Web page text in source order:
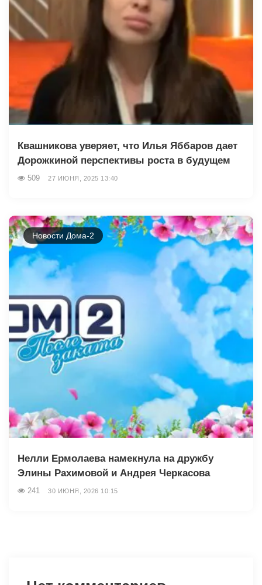
Квашникова уверяет, что Илья Яббаров дает
Дорожкиной перспективы роста в будущем
509 27 ИЮНЯ, 2025 13:40
Новости Дома-2
Нелли Ермолаева намекнула на дружбу
Элины Рахимовой и Андрея Черкасова
241 30 ИЮНЯ, 2026 10:15